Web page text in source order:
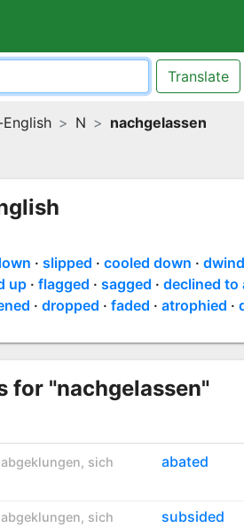
Translate
N nachgelassen
slipped cooled down
up flagged sagged declined to
dropped faded atrophied
for "nachgelassen"
abgeklungen, sich
abated
abgeklungen, sich
subsided